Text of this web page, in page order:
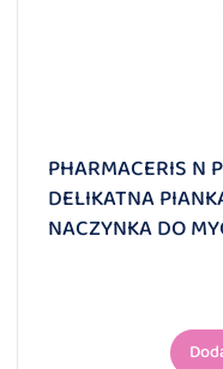
PHARMACERIS N
DELIKATNA
NACZYNKA DO